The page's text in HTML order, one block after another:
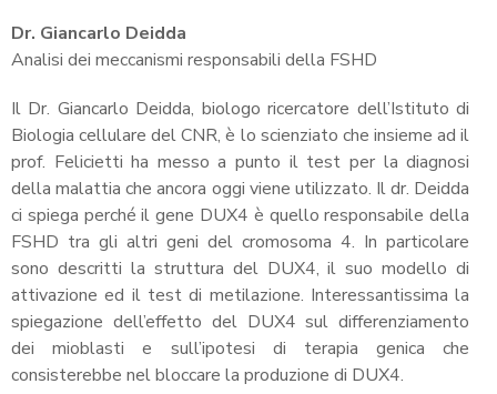
Dr. Giancarlo Deidda
Analisi dei meccanismi responsabili della FSHD
Il Dr. Giancarlo Deidda, biologo ricercatore dell’Istituto di
Biologia cellulare del CNR, è lo scienziato che insieme ad il
prof. Felicietti ha messo a punto il test per la diagnosi
della malattia che ancora oggi viene utilizzato. Il dr. Deidda
ci spiega perché il gene DUX4 è quello responsabile della
FSHD tra gli altri geni del cromosoma 4. In particolare
sono descritti la struttura del DUX4, il suo modello di
attivazione ed il test di metilazione. Interessantissima la
spiegazione dell’effetto del DUX4 sul differenziamento
dei mioblasti e sull’ipotesi di terapia genica che
consisterebbe nel bloccare la produzione di DUX4.